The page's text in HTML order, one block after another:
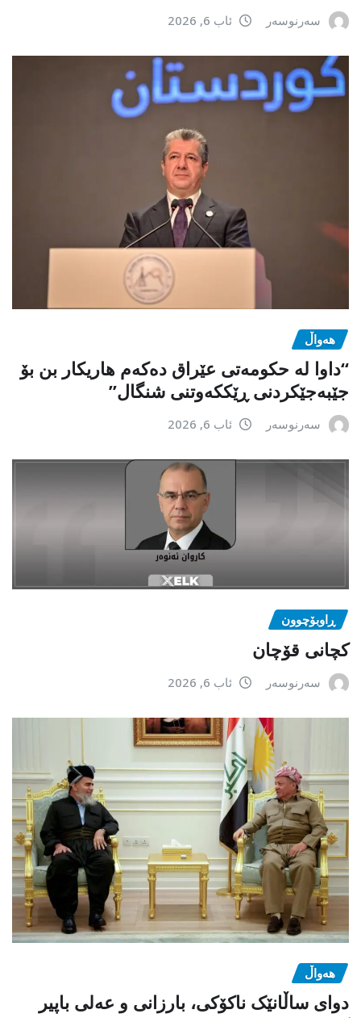
سەرنوسەر ئاب 6, 2026
هەواڵ
“داوا لە حكومەتی عێراق دەكەم هاریكار بن بۆ
جێبەجێكردنی ڕێككەوتنی شنگال”
سەرنوسەر ئاب 6, 2026
ڕاوبۆچوون
کچانی قۆچان
سەرنوسەر ئاب 6, 2026
هەواڵ
دوای ساڵانێک ناکۆکی، بارزانی و عەلی باپیر